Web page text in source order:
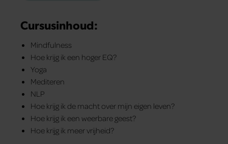
Cursusinhoud:
Mindfulness
Hoe krijg ik een hoger EQ?
Yoga
Mediteren
NLP
Hoe krijg ik de macht over mijn eigen leven?
Hoe krijg ik een weerbare geest?
Hoe krijg ik meer vrijheid?